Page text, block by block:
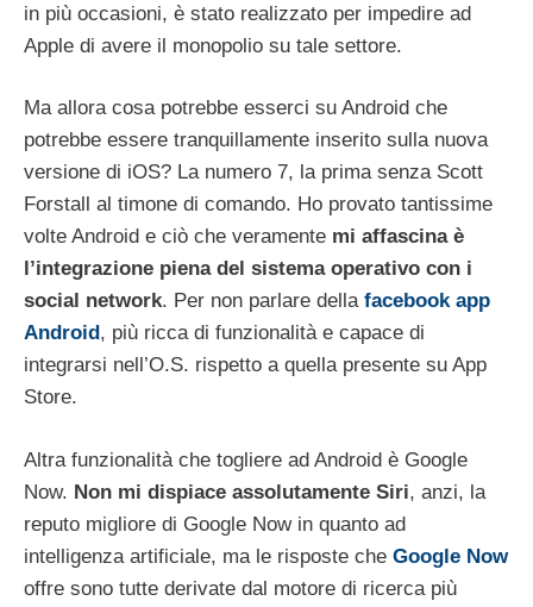
in più occasioni, è stato realizzato per impedire ad
Apple di avere il monopolio su tale settore.
Ma allora cosa potrebbe esserci su Android che
potrebbe essere tranquillamente inserito sulla nuova
versione di iOS? La numero 7, la prima senza Scott
Forstall al timone di comando. Ho provato tantissime
volte Android e ciò che veramente mi affascina è
l’integrazione piena del sistema operativo con i
social network. Per non parlare della facebook app
Android, più ricca di funzionalità e capace di
integrarsi nell’O.S. rispetto a quella presente su App
Store.
Altra funzionalità che togliere ad Android è Google
Now. Non mi dispiace assolutamente Siri, anzi, la
reputo migliore di Google Now in quanto ad
intelligenza artificiale, ma le risposte che Google Now
offre sono tutte derivate dal motore di ricerca più